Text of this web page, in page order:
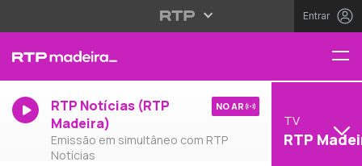
Entrar
RTP Notícias (RTP
Madeira)
Emissão em simultâneo com RTP
Notícias
NO AR
TV
RTP